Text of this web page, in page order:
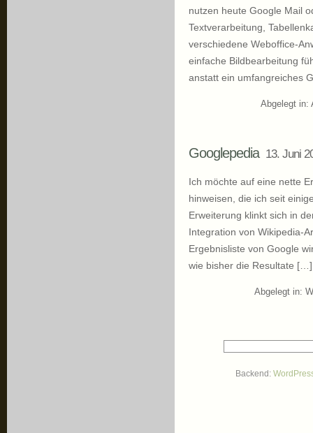
nutzen heute Google Mail
Textverarbeitung,
verschiedene Weboffice-
einfache Bildbearbeitung
anstatt ein umfangreiches
Abgelegt in:
Googlepedia 13. Juni
Ich möchte auf eine nette
hinweisen, die ich seit
Erweiterung klinkt sich in
Integration von Wikipedia-
Ergebnisliste von Google
wie bisher die Resultate […]
Abgelegt in:
Backend: